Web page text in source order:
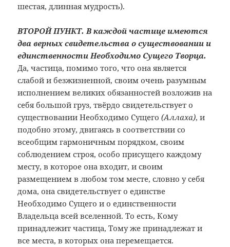
шестая, длинная мудрость).
ВТОРОЙ ПУНКТ.В каждой частице имеются
два верных свидетельства о существовании и
единственности Необходимо Сущего Творца.
Да, частица, помимо того, что она является
слабой и безжизненной, своим очень разумным
исполнением великих обязанностей возложив на
себя большой груз, твёрдо свидетельствует о
существовании Необходимо Сущего(Аллаха), и
подобно этому, двигаясь в соответствии со
всеобщим гармоничным порядком, своим
соблюдением строя, особо присущего каждому
месту, в которое она входит, и своим
размещением в любом том месте, словно у себя
дома, она свидетельствует о единстве
Необходимо Сущего и о единственности
Владельца всей вселенной. То есть, Кому
принадлежит частица, Тому же принадлежат и
все места, в которых она перемещается.